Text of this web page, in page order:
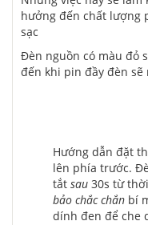
hưởng đến chất lượng
sạc
Đèn nguồn có màu đỏ
đến khi pin đầy đèn sẽ
Hướng dẫn đặt
lên phía trước.
tắt sau 30s từ
bảo chắc chắn bí
dính đen để che